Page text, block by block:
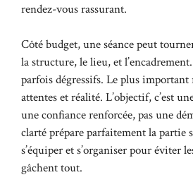
rendez-vous rassurant.
Côté budget, une séance peut
la structure, le lieu, et
parfois dégressifs. Le plus important
attentes et réalité. L’objectif, c’est
une confiance renforcée, pas une
clarté prépare parfaitement la partie
s’équiper et s’organiser pour éviter
gâchent tout.